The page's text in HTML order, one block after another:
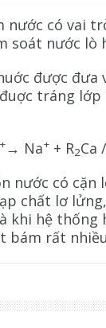
nước có vai
soát nước lò
được
tráng lớp
→ Na+ + R2Ca
nước có
chất lơ
khi hệ thống
bám rất